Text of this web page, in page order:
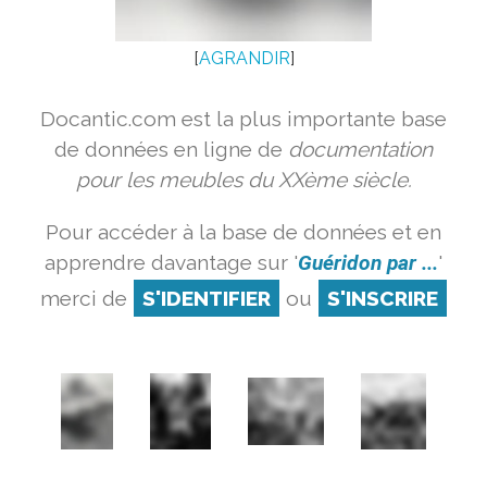
[AGRANDIR]
Docantic.com est la plus importante base
de données en ligne de documentation
pour les meubles du XXème siècle.
Pour accéder à la base de données et en
apprendre davantage sur 'Guéridon par ...'
merci de
S'IDENTIFIER ou S'INSCRIRE